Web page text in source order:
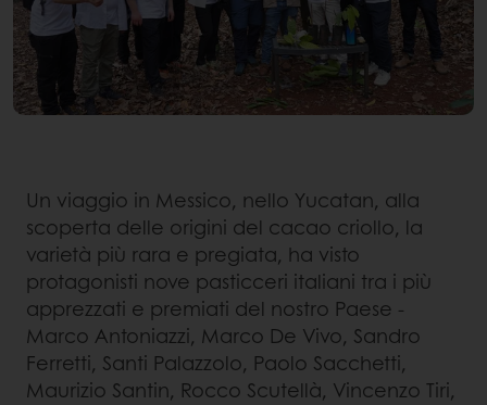
Un viaggio in Messico, nello Yucatan, alla
scoperta delle origini del cacao criollo, la
varietà più rara e pregiata, ha visto
protagonisti nove pasticceri italiani tra i più
apprezzati e premiati del nostro Paese -
Marco Antoniazzi, Marco De Vivo, Sandro
Ferretti, Santi Palazzolo, Paolo Sacchetti,
Maurizio Santin, Rocco Scutellà, Vincenzo Tiri,